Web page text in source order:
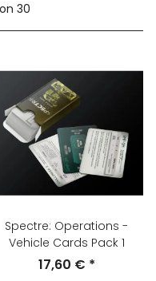
30
Spectre: Operations -
Vehicle Cards Pack 1
17,60 € *